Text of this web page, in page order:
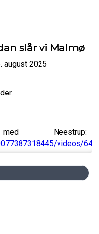
slår vi Malmø
august 2025
Neestrup:
videos/
Thea Rhode: